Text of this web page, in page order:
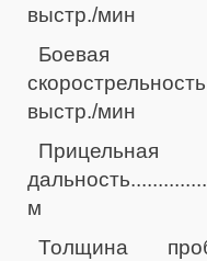
выстр./мин
Боевая
выстр./мин
Прицельная
м
Толщина